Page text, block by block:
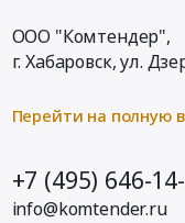
ООО "Комтендер",
г. Хабаровск,ул.
Перейти на полную
+7 (495) 646-
info@komtender.ru